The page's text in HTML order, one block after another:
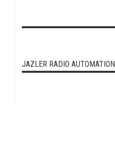
JAZLER RADIO AUTOMATION